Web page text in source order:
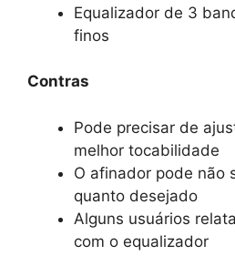
Equalizador de 3
finos
Contras
Pode precisar de
melhor tocabilidade
O afinador pode não
quanto desejado
Alguns usuários
com o equalizador